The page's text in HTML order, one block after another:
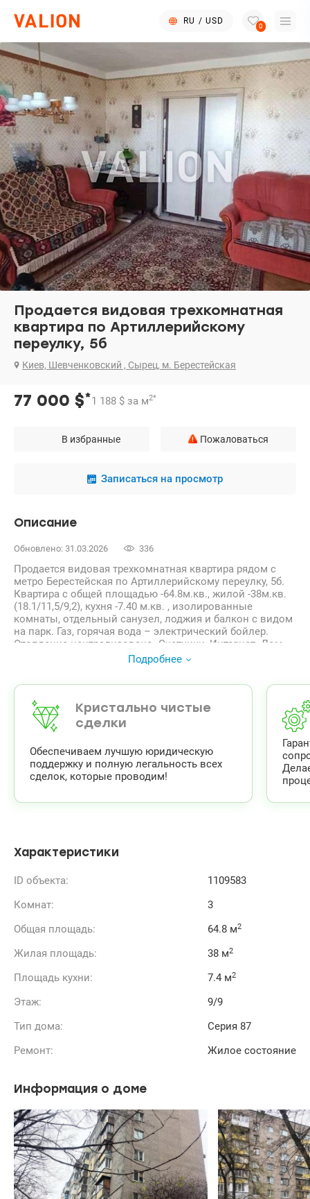
RU / USD
0
Продается видовая трехкомнатная
квартира по Артиллерийскому
переулку, 5б
Киев, Шевченковский , Сырец, м. Берестейская
77 000 $*1 188 $ за м2*
В избранные Пожаловаться
Записаться на просмотр
Описание
Обновлено: 31.03.2026 336
Продается видовая трехкомнатная квартира рядом с
метро Берестейская по Артиллерийскому переулку, 5б.
Квартира с общей площадью -64.8м.кв., жилой -38м.кв.
(18.1/11,5/9,2), кухня -7.40 м.кв. , изолированные
комнаты, отдельный санузел, лоджия и балкон с видом
на парк. Газ, горячая вода – электрический бойлер.
Отопление централизовано. Счетчики, Интернет. Дом
кирпичный 1974, ухоженная придомовая территория,
инфраструктура. Рядом парк Нивки, озера. До метро
Берестейская 5 минут.
т.044 200 10 80 Valion.ua/1109583
Подробнее
Кристально чистые
сделки
Обеспечиваем лучшую юридическую
поддержку и полную легальность всех
сделок, которые проводим!
Характеристики
ID объекта:
1109583
Комнат:
3
Общая площадь:
64.8 м2
Жилая площадь: 38 м2
Площадь кухни: 7.4 м2
Этаж:
9/9
Тип дома:
Cерия 87
Ремонт:
Жилое состояние
Информация о доме